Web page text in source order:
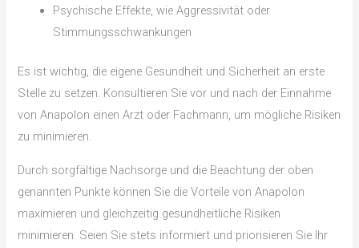
Psychische Effekte, wie Aggressivität oder
Stimmungsschwankungen
Es ist wichtig, die eigene Gesundheit und Sicherheit an erste
Stelle zu setzen. Konsultieren Sie vor und nach der Einnahme
von Anapolon einen Arzt oder Fachmann, um mögliche Risiken
zu minimieren.
Durch sorgfältige Nachsorge und die Beachtung der oben
genannten Punkte können Sie die Vorteile von Anapolon
maximieren und gleichzeitig gesundheitliche Risiken
minimieren. Seien Sie stets informiert und priorisieren Sie Ihr